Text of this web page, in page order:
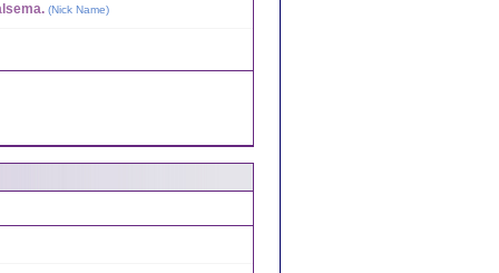
(Nick Name)